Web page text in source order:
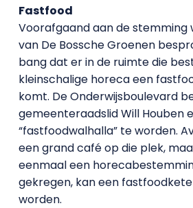
Fastfood
Voorafgaand aan de stemming
van De Bossche Groenen
bang dat er in de ruimte die
kleinschalige horeca een
komt. De Onderwijsboulevard
gemeenteraadslid Will Houben
“fastfoodwalhalla” te worden.
een grand café op die plek,
eenmaal een
gekregen, kan een
worden.